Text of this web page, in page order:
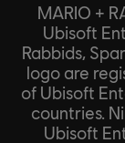
MARIO +
Ubisoft
Rabbids,
logo are
of Ubisoft
countries.
Ubisoft